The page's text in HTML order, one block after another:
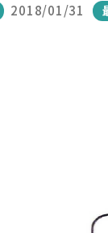
2018/01/31